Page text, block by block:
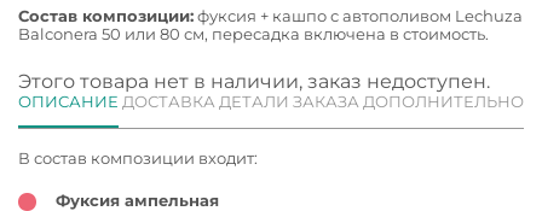
Состав композиции:фуксия + кашпо с автополивом Lechuza
Balconera 50 или 80 см, пересадка включена в стоимость.
Этого товара нет в наличии, заказ недоступен.
ОПИСАНИЕ ДОСТАВКА ДЕТАЛИ ЗАКАЗА ДОПОЛНИТЕЛЬНО
В состав композиции входит:
Фуксия ампельная